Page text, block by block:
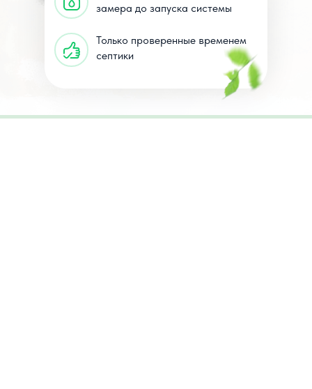
замера до запуска системы
Только проверенные временем
септики